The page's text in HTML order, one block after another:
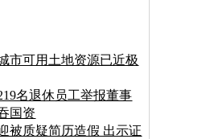
市可用土地资源已近极
名退休员工举报董事
国资
被质疑简历造假 出示证